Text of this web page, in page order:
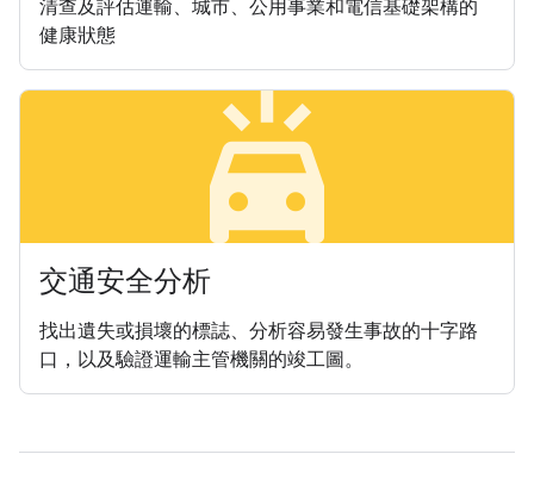
清查及評估運輸、城市、公用事業和電信基礎架構的
健康狀態
minor_crash
交通安全分析
找出遺失或損壞的標誌、分析容易發生事故的十字路
口，以及驗證運輸主管機關的竣工圖。